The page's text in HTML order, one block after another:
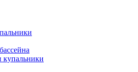
купальники